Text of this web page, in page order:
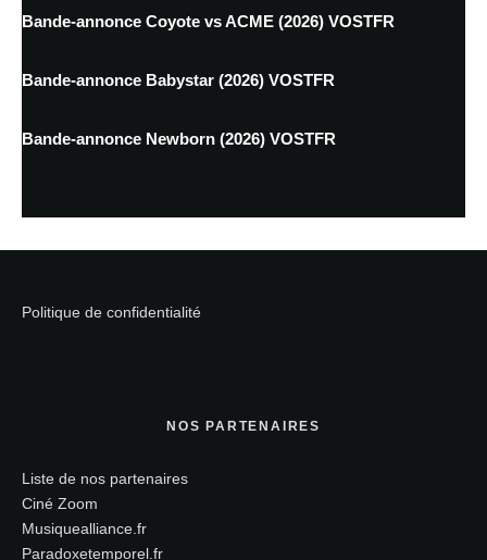
Bande-annonce Coyote vs ACME (2026) VOSTFR
Bande-annonce Babystar (2026) VOSTFR
Bande-annonce Newborn (2026) VOSTFR
Politique de confidentialité
NOS PARTENAIRES
Liste de nos partenaires
Ciné Zoom
Musiquealliance.fr
Paradoxetemporel.fr